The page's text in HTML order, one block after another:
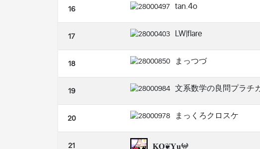
16 tan.4o
17 LW|flare
18 まっつづ
19 文系数学の良問プラチ
20 まっくろクロスケ
21 𝐊𝐐❦𝐘𝐮𖤍